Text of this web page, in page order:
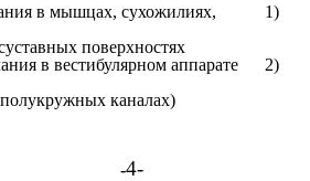
в мышцах, сухожилиях, 1)
поверхностях
в вестибулярном аппарате 2)
каналах)
4-